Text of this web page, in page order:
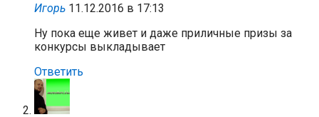
Игорь 11.12.2016 в 17:13
Ну пока еще живет и даже приличные призы за
конкурсы выкладывает
Ответить